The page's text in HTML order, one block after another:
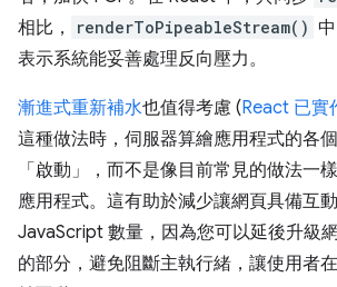
相比， renderToPipeableStream()
表示系統能妥善處理反向壓力。
漸進式重新補水也值得考慮 (React 已實
這種做法時，伺服器算繪應用程式的各
「啟動」，而不是像目前常見的做法一
應用程式。這有助於減少讓網頁具備互
JavaScript 數量，因為您可以延後升級
的部分，避免阻斷主執行緒，讓使用者